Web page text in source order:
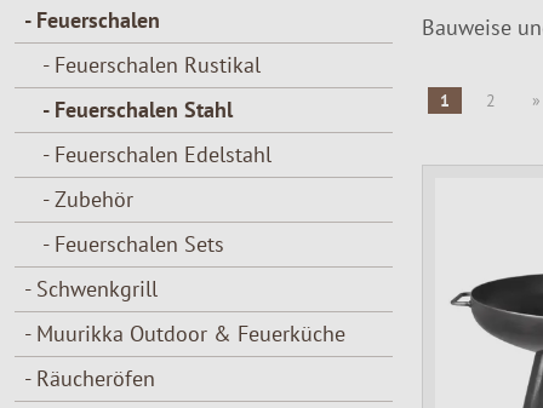
Zubehör
Feuerschalen
Muurikka Outdoor & Feuerküche
Räucheröfen,
Camping &
Grillen
Grillzubehör
Flammlachs &
Räucheröfen
Grillzubehör
Grill-Werkzeuge
Sicher anfeuern
Praktische Helfer
Säubern & Pflege
Schwedenfeuer
Tundra Grill
Tundra Grill
Feuerkörbe
Saunapflege &
Zeltsauna
Rustikal- / Kelo-
- Feuerschalen
- Feuerschalen Rustikal
- Feuerschalen Stahl
- Feuerschalen Edelstahl
- Zubehör
- Feuerschalen Sets
- Schwenkgrill
- Muurikka Outdoor & Feuerküche
- Räucheröfen
Bauweise
1 2 »